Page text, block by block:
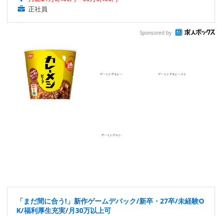
正社員
Sponsored by
「まだ間に合う!」新作ゲームデバック/新卒・27卒/未経験O
K/福利厚生充実/月30万以上可